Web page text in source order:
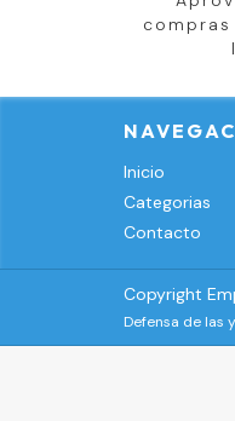
Inicio
Categorias
Contacto
Copyright
Defensa de las